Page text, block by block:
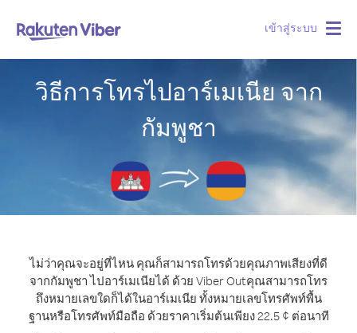
เข้าสู่ระบบ
วิธีการโทรไปอาร์เมเนีย จาก
กัมพูชา
ไม่ว่าคุณจะอยู่ที่ไหน คุณก็สามารถโทรด้วยคุณภาพเสียงที่ดี
จากกัมพูชา ไปอาร์เมเนียได้ ด้วย Viber Outคุณสามารถโทร
ถึงหมายเลขใดก็ได้ในอาร์เมเนีย ทั้งหมายเลขโทรศัพท์พื้น
ฐานหรือโทรศัพท์มือถือ ด้วยราคาเริ่มต้นเพียง 22.5 ¢ ต่อนาที